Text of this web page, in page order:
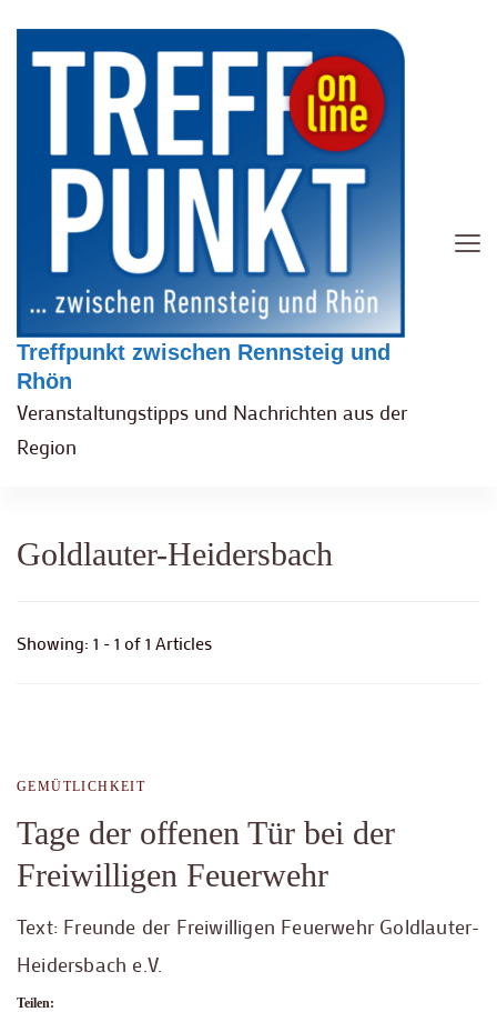
Treffpunkt zwischen Rennsteig und
Rhön
Veranstaltungstipps und Nachrichten aus der
Region
Goldlauter-Heidersbach
Showing: 1 - 1 of 1 Articles
GEMÜTLICHKEIT
Tage der offenen Tür bei der
Freiwilligen Feuerwehr
Text: Freunde der Freiwilligen Feuerwehr Goldlauter-
Heidersbach e.V.
Teilen: